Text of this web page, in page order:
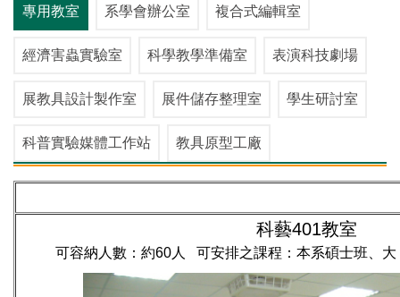
專用教室 系學會辦公室 複合式編輯室
經濟害蟲實驗室 科學教學準備室 表演科技劇場
展教具設計製作室 展件儲存整理室 學生研討室
科普實驗媒體工作站 教具原型工廠
科藝401教室
可容納人數：約60人 可安排之課程：本系碩士班、大